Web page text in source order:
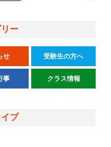
ー
せ 受験生の方へ
事 クラス情報
ブ